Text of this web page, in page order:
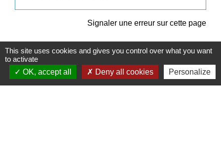
Signaler une erreur sur cette page
Contacts
This site uses cookies and gives you control over what you want
to activate
OK, accept all
Deny all cookies Personalize